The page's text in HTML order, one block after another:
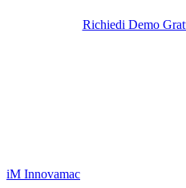
Richiedi Demo
iM Innovamac